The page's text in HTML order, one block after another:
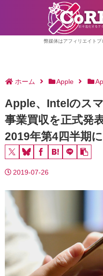
弊媒体はアフィリエイト
ホーム Apple
Apple、Intelのス
事業買収を正式発
2019年第4四半期
2019-07-26